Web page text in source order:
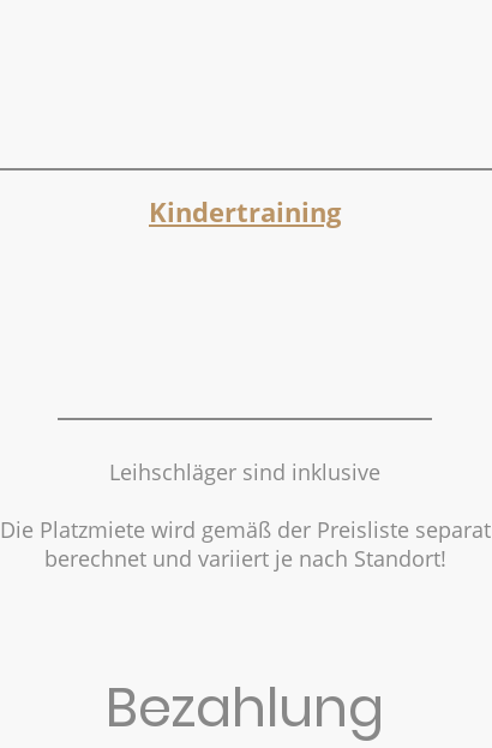
Kindertraining
Leihschläger sind inklusive
Die Platzmiete wird gemäß der Preisliste separat
berechnet und variiert je nach Standort!
Bezahlung